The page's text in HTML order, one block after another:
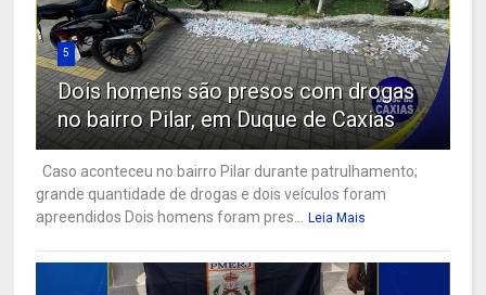
5
Dois homens são presos com drogas
no bairro Pilar, em Duque de Caxias
Caso aconteceu no bairro Pilar durante patrulhamento;
grande quantidade de drogas e dois veículos foram
apreendidos Dois homens foram pres...
Leia Mais